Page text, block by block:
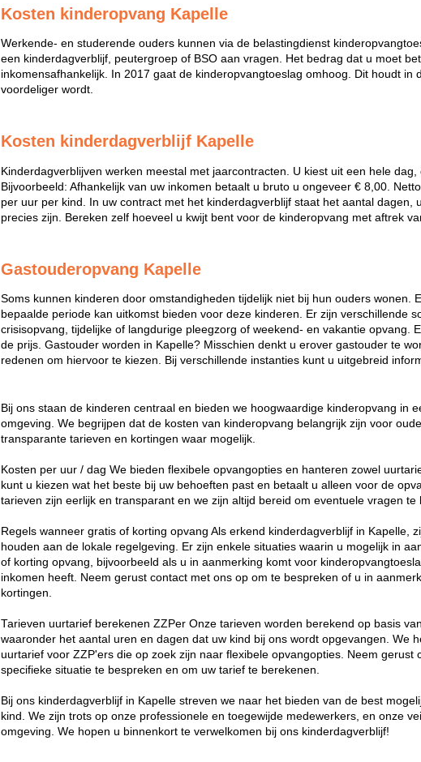
Kosten kinderopvang Kapelle
Werkende- en studerende ouders kunnen via de belastingdienst
een kinderdagverblijf, peutergroep of BSO aan vragen. Het bedrag dat u moet
inkomensafhankelijk. In 2017 gaat de kinderopvangtoeslag omhoog. Dit houdt in
voordeliger wordt.
Kosten kinderdagverblijf Kapelle
Kinderdagverblijven werken meestal met jaarcontracten. U kiest uit een hele dag,
Bijvoorbeeld: Afhankelijk van uw inkomen betaalt u bruto u ongeveer € 8,00.
per uur per kind. In uw contract met het kinderdagverblijf staat het aantal dagen,
precies zijn. Bereken zelf hoeveel u kwijt bent voor de kinderopvang met aftrek
Gastouderopvang Kapelle
Soms kunnen kinderen door omstandigheden tijdelijk niet bij hun ouders wonen.
bepaalde periode kan uitkomst bieden voor deze kinderen. Er zijn verschillende
crisisopvang, tijdelijke of langdurige pleegzorg of weekend- en vakantie opvang.
de prijs. Gastouder worden in Kapelle? Misschien denkt u erover gastouder te
redenen om hiervoor te kiezen. Bij verschillende instanties kunt u uitgebreid
Bij ons staan de kinderen centraal en bieden we hoogwaardige kinderopvang in
omgeving. We begrijpen dat de kosten van kinderopvang belangrijk zijn voor
transparante tarieven en kortingen waar mogelijk.
Kosten per uur / dag We bieden flexibele opvangopties en hanteren zowel
kunt u kiezen wat het beste bij uw behoeften past en betaalt u alleen voor de
tarieven zijn eerlijk en transparant en we zijn altijd bereid om eventuele vragen te
Regels wanneer gratis of korting opvang Als erkend kinderdagverblijf in Kapelle,
houden aan de lokale regelgeving. Er zijn enkele situaties waarin u mogelijk in
of korting opvang, bijvoorbeeld als u in aanmerking komt voor
inkomen heeft. Neem gerust contact met ons op om te bespreken of u in
kortingen.
Tarieven uurtarief berekenen ZZPer Onze tarieven worden berekend op basis
waaronder het aantal uren en dagen dat uw kind bij ons wordt opgevangen. We
uurtarief voor ZZP'ers die op zoek zijn naar flexibele opvangopties. Neem gerust
specifieke situatie te bespreken en om uw tarief te berekenen.
Bij ons kinderdagverblijf in Kapelle streven we naar het bieden van de best
kind. We zijn trots op onze professionele en toegewijde medewerkers, en onze
omgeving. We hopen u binnenkort te verwelkomen bij ons kinderdagverblijf!